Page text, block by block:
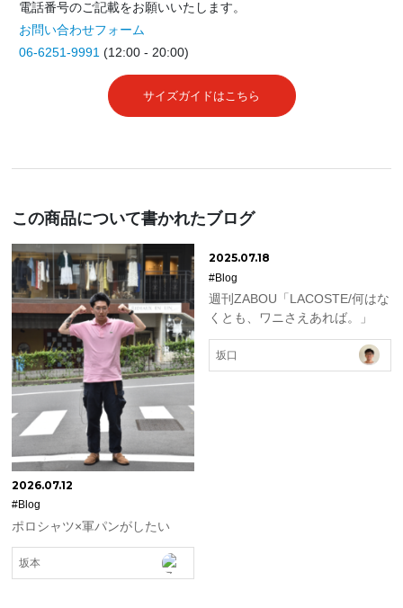
電話番号のご記載をお願いいたします。
お問い合わせフォーム
06-6251-9991 (12:00 - 20:00)
サイズガイドはこちら
この商品について書かれたブログ
2026.07.12
#Blog
ポロシャツ×軍パンがしたい
坂本
2025.07.18
#Blog
週刊ZABOU「LACOSTE/何はな
くとも、ワニさえあれば。」
坂口